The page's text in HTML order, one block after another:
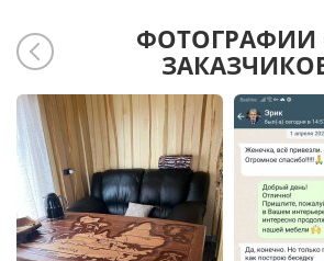
ФОТОГРАФИИ